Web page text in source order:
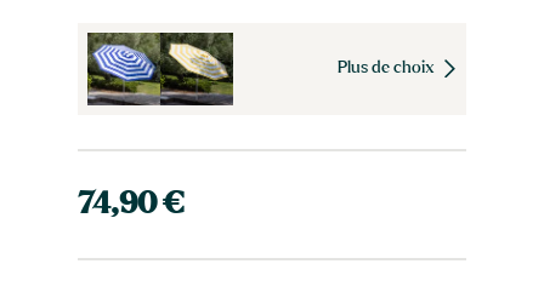
Plus de choix
74,90 €